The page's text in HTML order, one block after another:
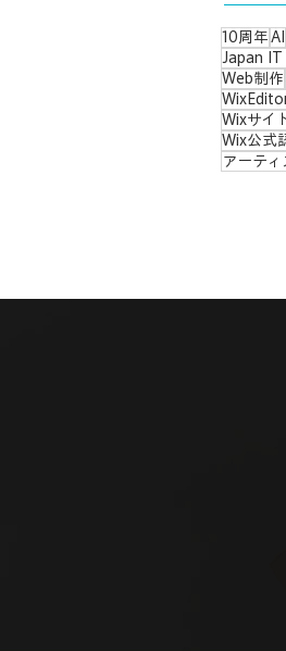
10周年 AI
Japan
Web制作
Wixサイ
Wix公式
アーティ